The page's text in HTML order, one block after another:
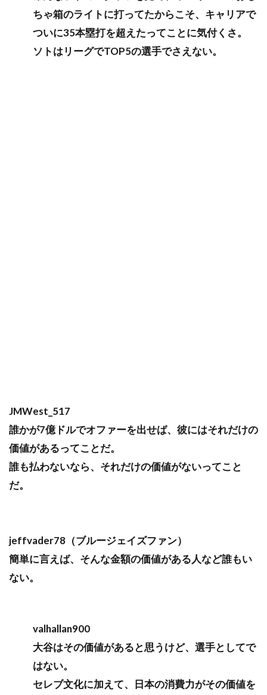
ちゃ箱のライトに打ってたからこそ、キャリアで
ついに35本塁打を超えたってことに気付くさ。
ソトはリーグでTOP5の選手でさえない。
JMWest_517
誰かが7億ドルでオファーを出せば、彼にはそれだけの
価値があるってことだ。
誰も払わないなら、それだけの価値がないってこと
だ。
jeffvader78（ブルージェイズファン）
簡単に言えば、そんな金額の価値がある人など誰もい
ない。
valhallan900
大谷はその価値があると思うけど、選手としてで
はない。
セレブ文化に加えて、日本の消費力がその価値を